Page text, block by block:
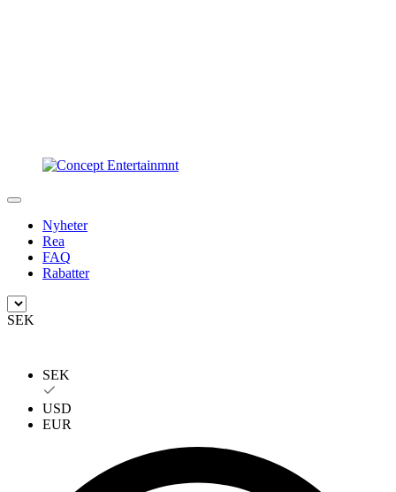
Nyheter
Rea
FAQ
Rabatter
SEK
SEK
USD
EUR